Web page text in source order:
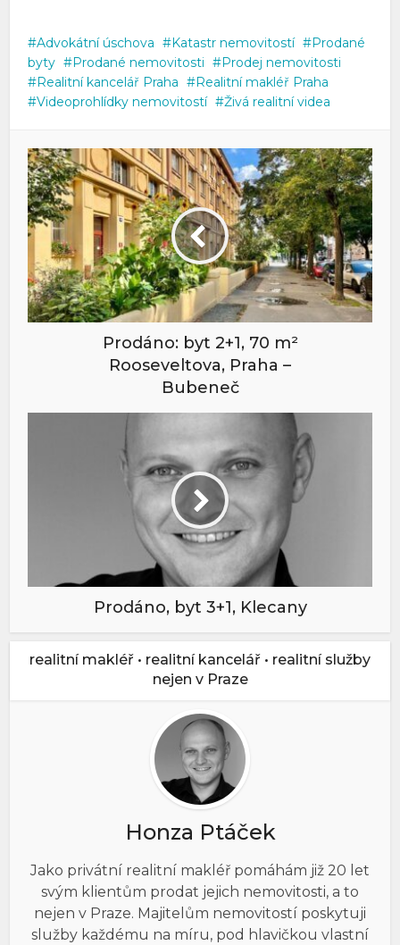
Advokátní úschova Katastr nemovitostí
Prodané
byty
Prodané nemovitosti
Prodej nemovitosti
Realitní kancelář Praha
Realitní makléř Praha
Videoprohlídky nemovitostí
Živá realitní videa
Prodáno: byt 2+1, 70 m²
Rooseveltova, Praha –
Bubeneč
Prodáno, byt 3+1, Klecany
realitní makléř • realitní kancelář • realitní služby
nejen v Praze
Honza Ptáček
Jako privátní realitní makléř pomáhám již 20 let
svým klientům prodat jejich nemovitosti, a to
nejen v Praze. Majitelům nemovitostí poskytuji
služby každému na míru, pod hlavičkou vlastní